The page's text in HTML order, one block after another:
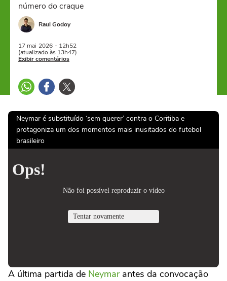
número do craque
Raul Godoy
17 mai 2026 - 12h52
(atualizado às 13h47)
Exibir comentários
Neymar é substituído ‘sem querer’ contra o Coritiba e
protagoniza um dos momentos mais inusitados do futebol
brasileiro
A última partida de Neymarantes da convocação